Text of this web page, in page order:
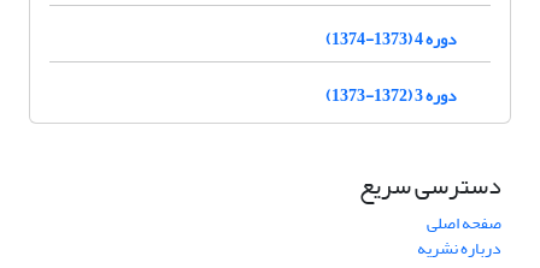
دوره 4 (1373-1374)
دوره 3 (1372-1373)
دسترسی سریع
صفحه اصلی
درباره نشریه